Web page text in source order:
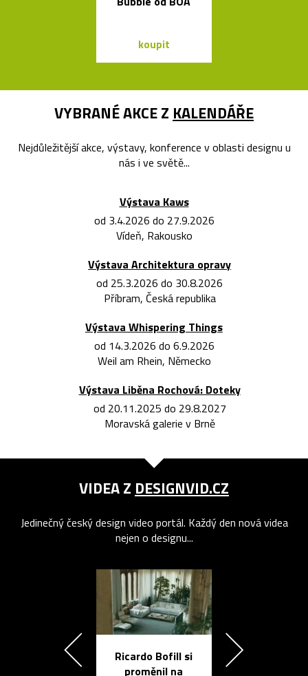
koupit
VYBRANÉ AKCE Z KALENDÁŘE
Nejdůležitější akce, výstavy, konference v oblasti designu u
nás i ve světě...
Výstava Kaws
od 3.4.2026 do 27.9.2026
Vídeň, Rakousko
Výstava Architektura opravy
od 25.3.2026 do 30.8.2026
Příbram, Česká republika
Výstava Whispering Things
od 14.3.2026 do 6.9.2026
Weil am Rhein, Německo
Výstava Liběna Rochová: Doteky
od 20.11.2025 do 29.8.2027
Moravská galerie v Brně
VIDEA Z DESIGNVID.CZ
Jedinečný český design video portál. Každý den nová videa
nejen o designu...
Ricardo Bofill si
proměnil na